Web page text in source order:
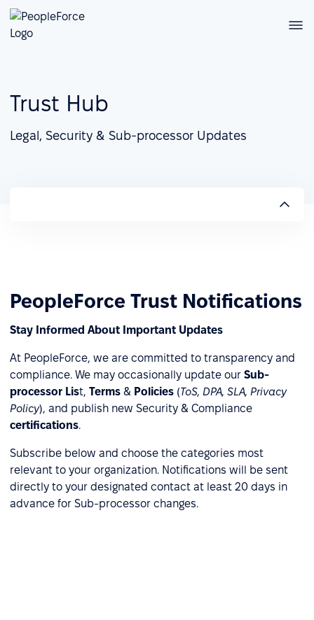
Trust Hub
Legal, Security & Sub-processor Updates
PeopleForce Trust Notifications
Stay Informed About Important Updates
At PeopleForce, we are committed to transparency and
compliance. We may occasionally update our Sub-
processor List, Terms & Policies (ToS, DPA, SLA, Privacy
Policy), and publish new Security & Compliance
certifications.
Subscribe below and choose the categories most
relevant to your organization. Notifications will be sent
directly to your designated contact at least 20 days in
advance for Sub-processor changes.